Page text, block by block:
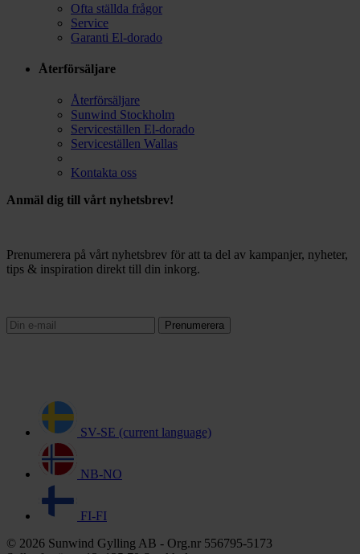
Ofta ställda frågor
Service
Garanti El-dorado
Återförsäljare
Återförsäljare
Sunwind Stockholm
Serviceställen El-dorado
Serviceställen Wallas
Kontakta oss
Anmäl dig till vårt nyhetsbrev!
Prenumerera på vårt nyhetsbrev för att ta del av kampanjer, nyheter,
tips & inspiration direkt till din inkorg.
Prenumerera
SV-SE (current language)
NB-NO
FI-FI
© 2026 Sunwind Gylling AB - Org.nr 556795-5173